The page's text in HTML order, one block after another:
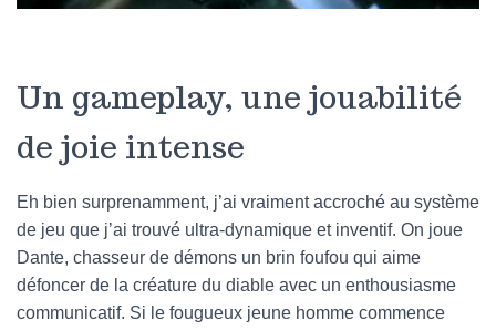
Un gameplay, une jouabilité
de joie intense
Eh bien surprenamment, j’ai vraiment accroché au système
de jeu que j’ai trouvé ultra-dynamique et inventif. On joue
Dante, chasseur de démons un brin foufou qui aime
défoncer de la créature du diable avec un enthousiasme
communicatif. Si le fougueux jeune homme commence